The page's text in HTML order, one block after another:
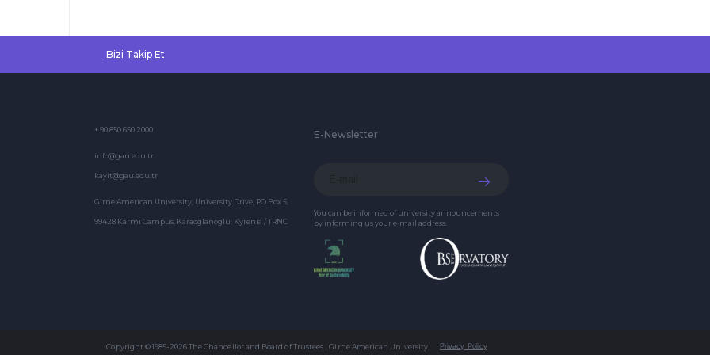
Bizi Takip Et
+ 90 850 650 2000
info@gau.edu.tr
kayit@gau.edu.tr
Girne American University, University Drive, PO Box 5,
99428 Karmi Campus, Karaoglanoglu, Kyrenia / TRNC
E-Newsletter
You can be informed of university announcements
by informing us your e-mail address.
Copyright © 1985-2026 The Chancellor and Board of Trustees | Girne American University
Privacy Policy